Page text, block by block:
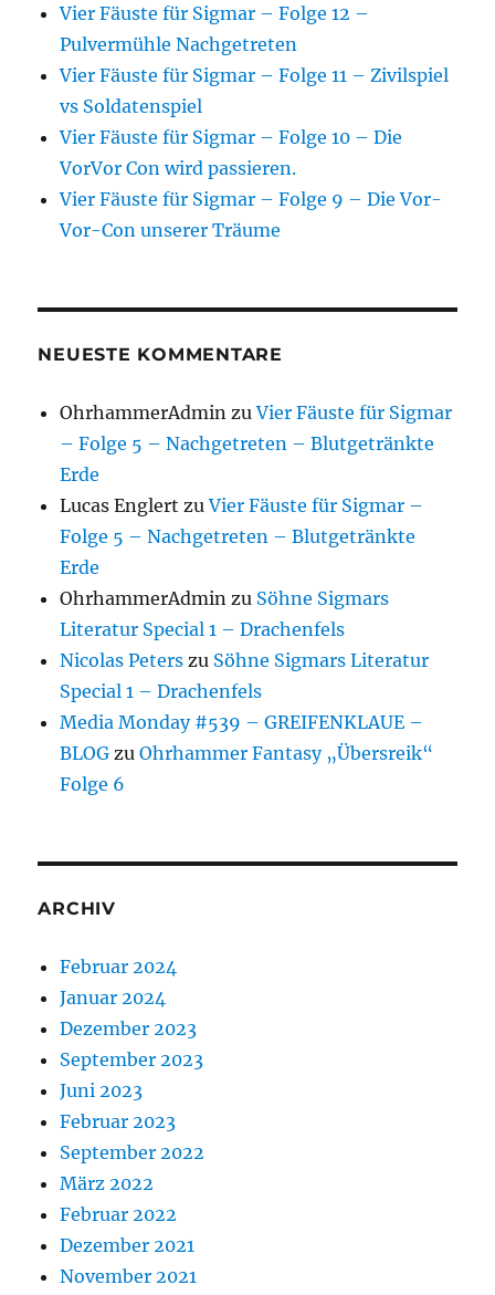
Vier Fäuste für Sigmar – Folge 12 –
Pulvermühle Nachgetreten
Vier Fäuste für Sigmar – Folge 11 – Zivilspiel
vs Soldatenspiel
Vier Fäuste für Sigmar – Folge 10 – Die
VorVor Con wird passieren.
Vier Fäuste für Sigmar – Folge 9 – Die Vor-
Vor-Con unserer Träume
NEUESTE KOMMENTARE
OhrhammerAdmin zuVier Fäuste für Sigmar
– Folge 5 – Nachgetreten – Blutgetränkte
Erde
Lucas Englert zuVier Fäuste für Sigmar –
Folge 5 – Nachgetreten – Blutgetränkte
Erde
OhrhammerAdmin zu Söhne Sigmars
Literatur Special 1 – Drachenfels
Nicolas Peters zu Söhne Sigmars Literatur
Special 1 – Drachenfels
Media Monday #539 – GREIFENKLAUE –
BLOG zuOhrhammer Fantasy „Übersreik“
Folge 6
ARCHIV
Februar 2024
Januar 2024
Dezember 2023
September 2023
Juni 2023
Februar 2023
September 2022
März 2022
Februar 2022
Dezember 2021
November 2021